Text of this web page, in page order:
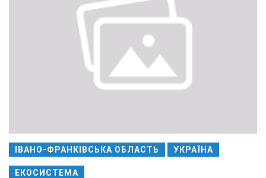
ІВАНО-ФРАНКІВСЬКА ОБЛАСТЬ УКРАЇНА
ЕКОСИСТЕМА